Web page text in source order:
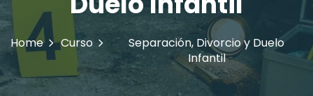
Home Curso
Separación, Divorcio y Duelo
Infantil